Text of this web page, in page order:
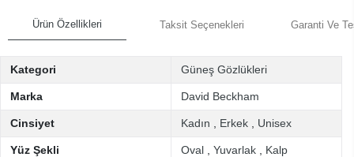
Ürün Özellikleri Taksit Seçenekleri Garanti Ve
Kategori Güneş Gözlükleri
Marka David Beckham
Cinsiyet Kadın Erkek Unisex
Yüz Şekli Oval Yuvarlak Kalp